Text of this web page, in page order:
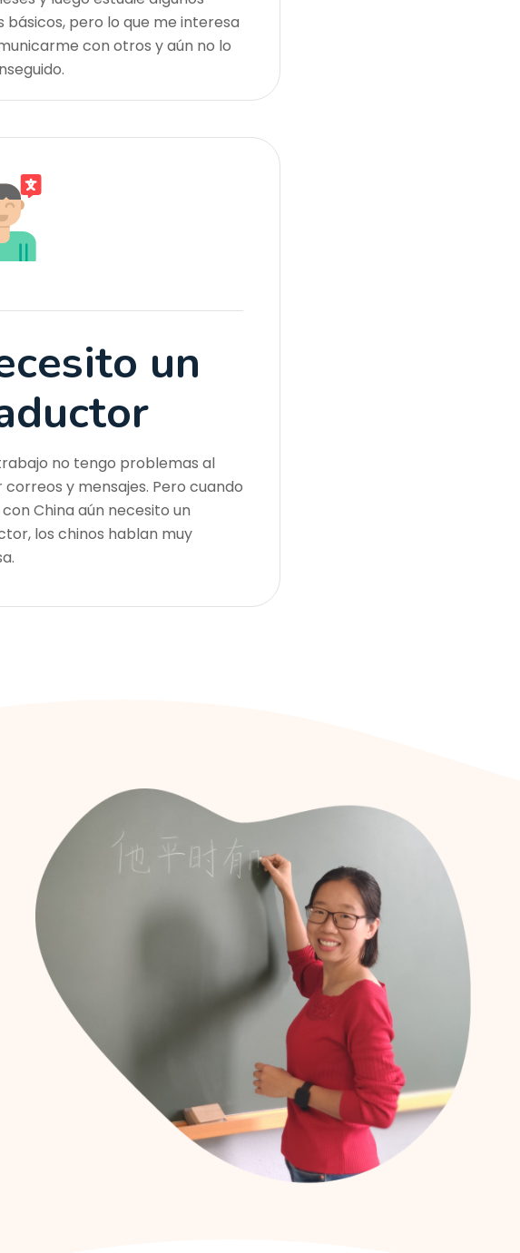
básicos, pero lo que me interesa
con otros y aún no lo
un
no tengo problemas al
correos y mensajes. Pero cuando
China aún necesito un
los chinos hablan muy